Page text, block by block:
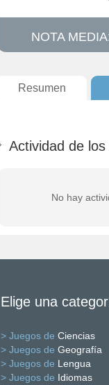
NOTA
Resumen
Actividad de
No hay
Elige una
> Juegos de Ciencias
> Juegos de Geografía
> Juegos de Lengua
> Juegos de Idiomas